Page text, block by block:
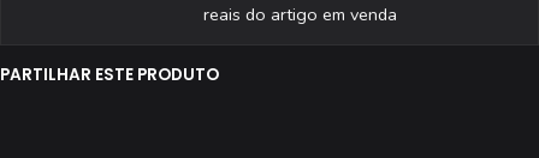
reais do artigo em venda
PARTILHAR ESTE PRODUTO